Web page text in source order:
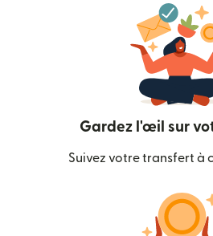
Gardez l'œil sur
Suivez votre transfert à